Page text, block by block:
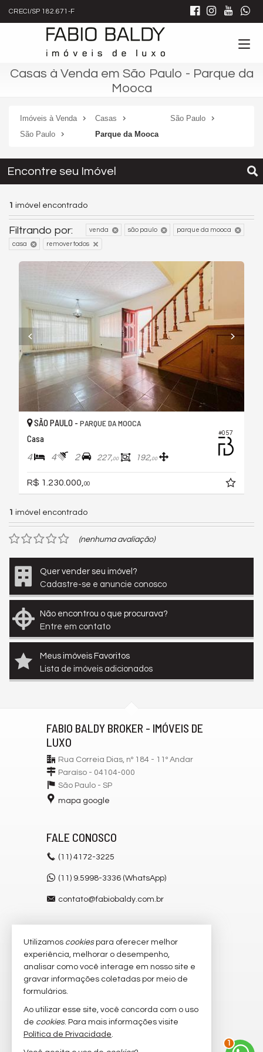
CRECI/SP 182.671-F
Casas à Venda em São Paulo - Parque da
Mooca
Imóveis à Venda Casas
São Paulo
São Paulo
Parque da Mooca
Encontre seu Imóvel
1 imóvel encontrado
Filtrando por: venda são paulo parque da mooca
casa remover todos
#057
SÃO PAULO - PARQUE DA MOOCA
Casa
4 4 2 227,00 192,00
R$ 1.230.000, 00
1 imóvel encontrado
(nenhuma avaliação)
Quer vender seu imóvel?
Cadastre-se e anuncie conosco
Não encontrou o que procurava?
Entre em contato
Meus imóveis Favoritos
Lista de imóveis adicionados
FABIO BALDY BROKER - IMÓVEIS DE
LUXO
Rua Correia Dias, nº 184 - 11º Andar
Paraíso - 04104-000
São Paulo - SP
mapa google
FALE CONOSCO
(11) 4172-3225
(11) 9.5998-3336 (WhatsApp)
contato@fabiobaldy.com.br
VEJA MAIS
receba nosso newsletter
imóveis favoritos
mapa de imóveis
1
Utilizamos cookiespara oferecer melhor
experiência, melhorar o desempenho,
analisar como você interage em nosso site e
gravar informações coletadas por meio de
formulários.
Ao utilizar esse site, você concorda com o uso
de cookies. Para mais informações visite
Política de Privacidade.